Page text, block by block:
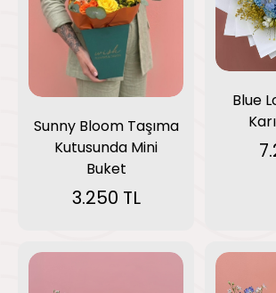
Sunny Bloom Taşıma
Kutusunda Mini
Buket
3.250 TL
Blue